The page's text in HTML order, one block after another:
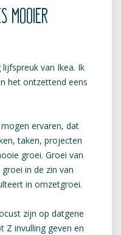
MOOIER
van Ikea. Ik
het ontzettend eens
ervaren, dat
taken, projecten
groei. Groei van
in de zin van
in omzetgroei.
zijn op datgene
Z invulling geven en